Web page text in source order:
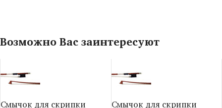
Возможно Вас заинтересуют
Смычок для скрипки
Смычок для скрипки